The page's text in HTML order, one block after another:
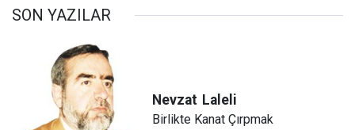
SON YAZILAR
Nevzat Laleli
Birlikte Kanat Çırpmak